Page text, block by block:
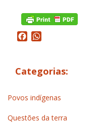
Facebook
Categorias:
Povos indígenas
Questões da terra